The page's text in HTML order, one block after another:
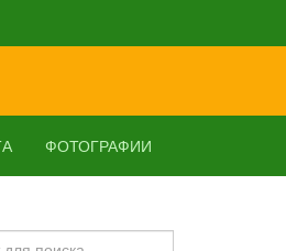
ФОТОГРАФИИ